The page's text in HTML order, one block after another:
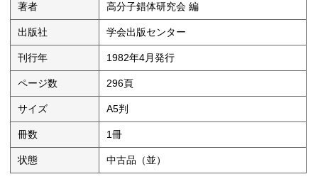
著者 高分子錯体研究会 編
出版社 学会出版センター
刊行年 1982年4月発行
ページ数 296頁
サイズ A5判
冊数 1冊
状態 中古品（並）